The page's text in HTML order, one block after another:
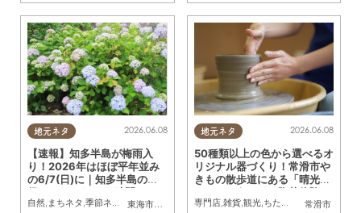
地元ネタ
東海市
,大府市 知多市,東浦町,阿久比町,半田市,常滑市
2026.06.08
【速報】知多半島が梅雨入
り！2026年はほぼ平年並み
の6/7(日)に｜知多半島の天
候チェックなら24時間Web
カメラで
自然, まちネタ ,季節ネタ トレンド
地元ネタ
常滑市
2026.06.08
50種類以上の色から選べるオ
リジナル器づくり！常滑市や
きもの散歩道にある「晴光
（せいこう）」で陶芸体験し
てみた
専門店,雑貨,観光,ちたまるスタイル掲載店